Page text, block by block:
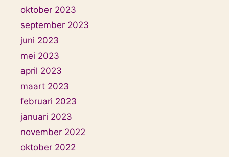
oktober 2023
september 2023
juni 2023
mei 2023
april 2023
maart 2023
februari 2023
januari 2023
november 2022
oktober 2022